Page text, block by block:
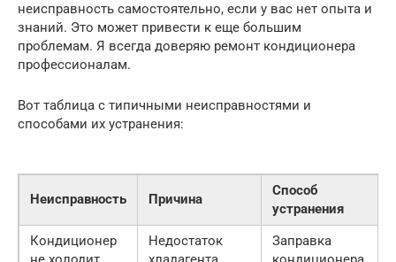
неисправность самостоятельно, если у вас нет опыта и
знаний. Это может привести к еще большим
проблемам. Я всегда доверяю ремонт кондиционера
профессионалам.
Вот таблица с типичными неисправностями и
способами их устранения:
Неисправность Причина
Способ
устранения
Кондиционер
Недостаток
Заправка